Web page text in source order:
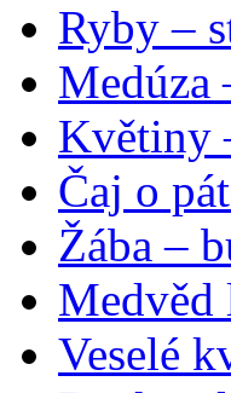
Ryby –
Medúza
Květiny
Čaj o
Žába –
Medvěd
Veselé